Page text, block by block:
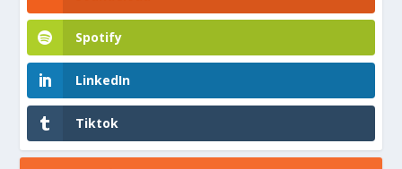
Spotify
LinkedIn
Tiktok